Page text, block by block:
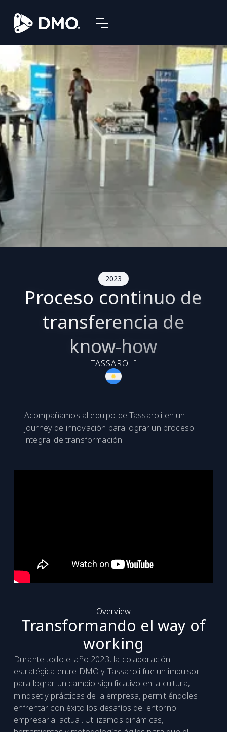
2023
Proceso continuo de
transferencia de
know-how
TASSAROLI
Acompañamos al equipo de Tassaroli en un
journey de innovación para lograr un proceso
integral de transformación.
Overview
Transformando el way of
working
Durante todo el año 2023, la colaboración
estratégica entre DMO y Tassaroli fue un impulsor
para lograr un cambio significativo en la cultura,
mindset y prácticas de la empresa, permitiéndoles
enfrentar con éxito los desafíos del entorno
empresarial actual. Utilizamos dinámicas,